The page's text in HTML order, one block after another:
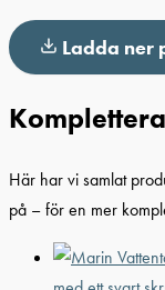
Ladda ner
Här har vi samlat
på – för en mer